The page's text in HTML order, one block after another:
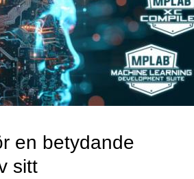
en betydande
sitt